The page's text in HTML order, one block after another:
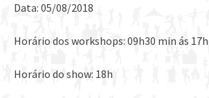
Data: 05/08/2018
Horário dos workshops: 09h30 min ás 17h
Horário do show: 18h